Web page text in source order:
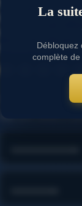
La
Débloquez
complète
statistiques sur
choses lors de
crucial dans le
⭐⭐
……………………….